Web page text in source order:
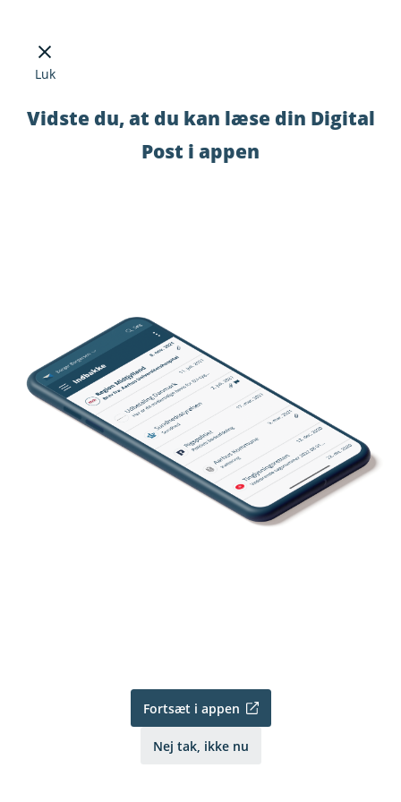
Luk
Vidste du, at du kan læse din Digital
Post i appen
Fortsæt i appen
Nej tak, ikke nu